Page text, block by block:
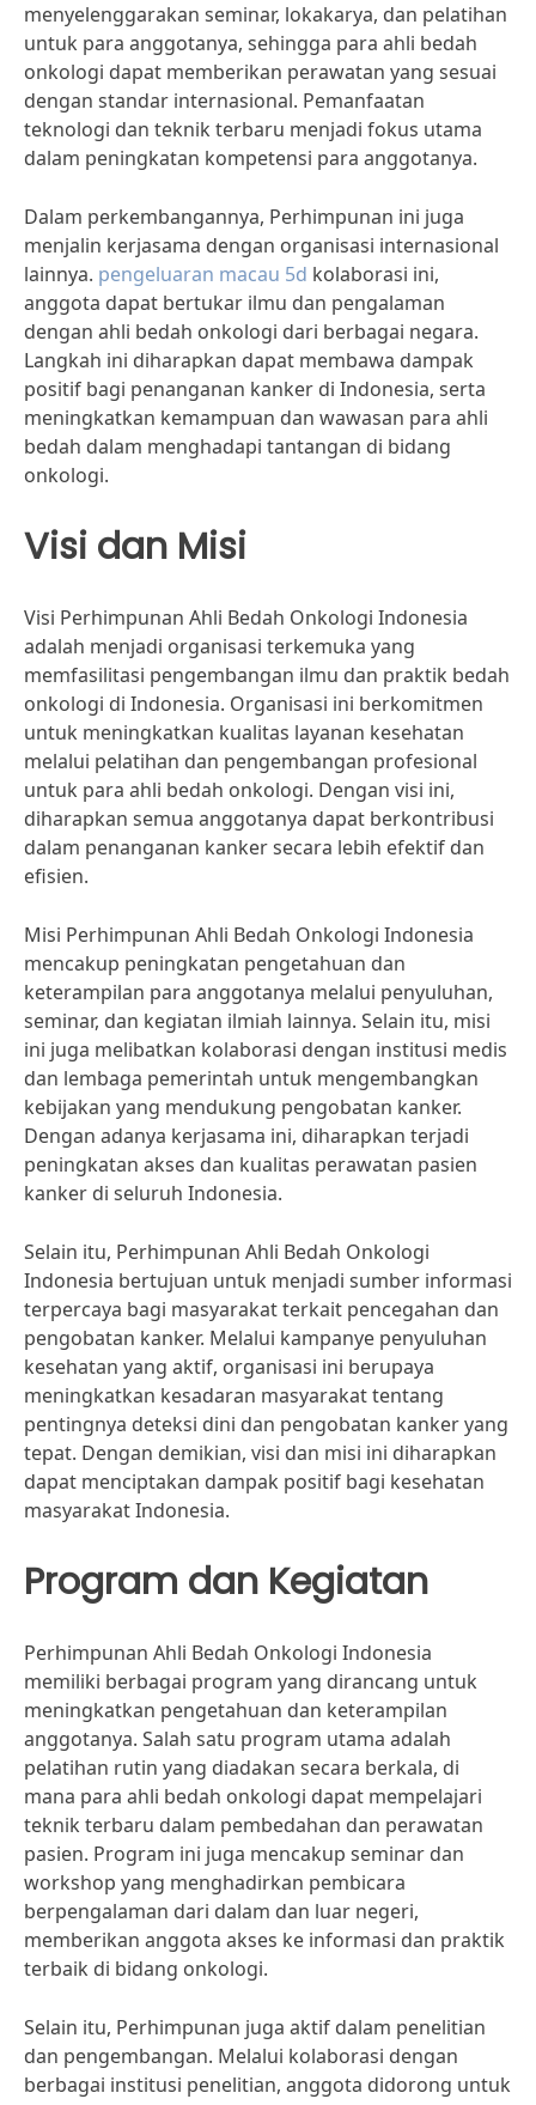
menyelenggarakan seminar, lokakarya, dan pelatihan
untuk para anggotanya, sehingga para ahli bedah
onkologi dapat memberikan perawatan yang sesuai
dengan standar internasional. Pemanfaatan
teknologi dan teknik terbaru menjadi fokus utama
dalam peningkatan kompetensi para anggotanya.
Dalam perkembangannya, Perhimpunan ini juga
menjalin kerjasama dengan organisasi internasional
lainnya. pengeluaran macau 5d kolaborasi ini,
anggota dapat bertukar ilmu dan pengalaman
dengan ahli bedah onkologi dari berbagai negara.
Langkah ini diharapkan dapat membawa dampak
positif bagi penanganan kanker di Indonesia, serta
meningkatkan kemampuan dan wawasan para ahli
bedah dalam menghadapi tantangan di bidang
onkologi.
Visi dan Misi
Visi Perhimpunan Ahli Bedah Onkologi Indonesia
adalah menjadi organisasi terkemuka yang
memfasilitasi pengembangan ilmu dan praktik bedah
onkologi di Indonesia. Organisasi ini berkomitmen
untuk meningkatkan kualitas layanan kesehatan
melalui pelatihan dan pengembangan profesional
untuk para ahli bedah onkologi. Dengan visi ini,
diharapkan semua anggotanya dapat berkontribusi
dalam penanganan kanker secara lebih efektif dan
efisien.
Misi Perhimpunan Ahli Bedah Onkologi Indonesia
mencakup peningkatan pengetahuan dan
keterampilan para anggotanya melalui penyuluhan,
seminar, dan kegiatan ilmiah lainnya. Selain itu, misi
ini juga melibatkan kolaborasi dengan institusi medis
dan lembaga pemerintah untuk mengembangkan
kebijakan yang mendukung pengobatan kanker.
Dengan adanya kerjasama ini, diharapkan terjadi
peningkatan akses dan kualitas perawatan pasien
kanker di seluruh Indonesia.
Selain itu, Perhimpunan Ahli Bedah Onkologi
Indonesia bertujuan untuk menjadi sumber informasi
terpercaya bagi masyarakat terkait pencegahan dan
pengobatan kanker. Melalui kampanye penyuluhan
kesehatan yang aktif, organisasi ini berupaya
meningkatkan kesadaran masyarakat tentang
pentingnya deteksi dini dan pengobatan kanker yang
tepat. Dengan demikian, visi dan misi ini diharapkan
dapat menciptakan dampak positif bagi kesehatan
masyarakat Indonesia.
Program dan Kegiatan
Perhimpunan Ahli Bedah Onkologi Indonesia
memiliki berbagai program yang dirancang untuk
meningkatkan pengetahuan dan keterampilan
anggotanya. Salah satu program utama adalah
pelatihan rutin yang diadakan secara berkala, di
mana para ahli bedah onkologi dapat mempelajari
teknik terbaru dalam pembedahan dan perawatan
pasien. Program ini juga mencakup seminar dan
workshop yang menghadirkan pembicara
berpengalaman dari dalam dan luar negeri,
memberikan anggota akses ke informasi dan praktik
terbaik di bidang onkologi.
Selain itu, Perhimpunan juga aktif dalam penelitian
dan pengembangan. Melalui kolaborasi dengan
berbagai institusi penelitian, anggota didorong untuk